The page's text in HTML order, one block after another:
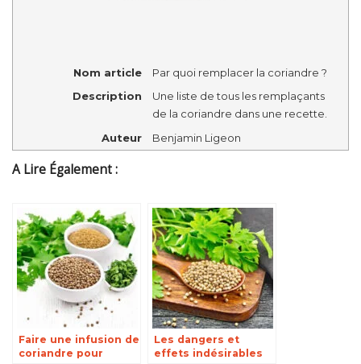
Nom article
Par quoi remplacer la coriandre ?
Description
Une liste de tous les remplaçants
de la coriandre dans une recette.
Auteur
Benjamin Ligeon
A Lire Également :
Faire une infusion de
coriandre pour
Les dangers et
effets indésirables